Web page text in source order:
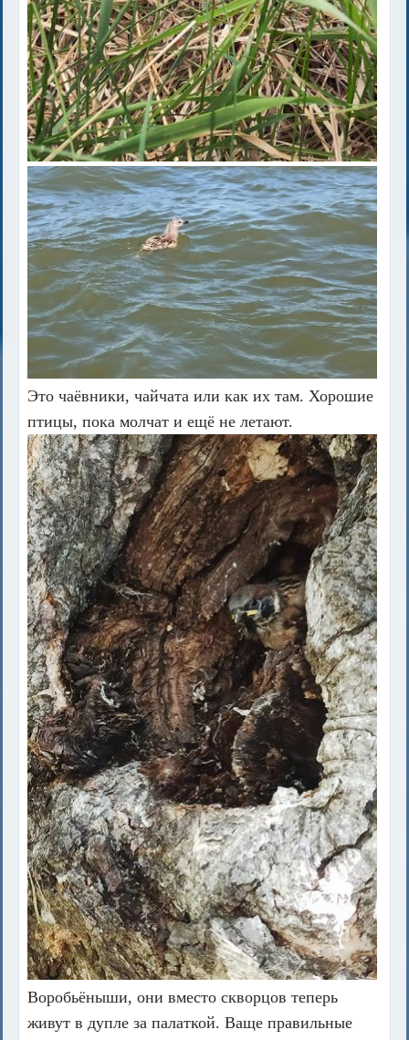
Это чаёвники, чайчата или как их там. Хорошие
птицы, пока молчат и ещё не летают.
Воробьёныши, они вместо скворцов теперь
живут в дупле за палаткой. Ваще правильные